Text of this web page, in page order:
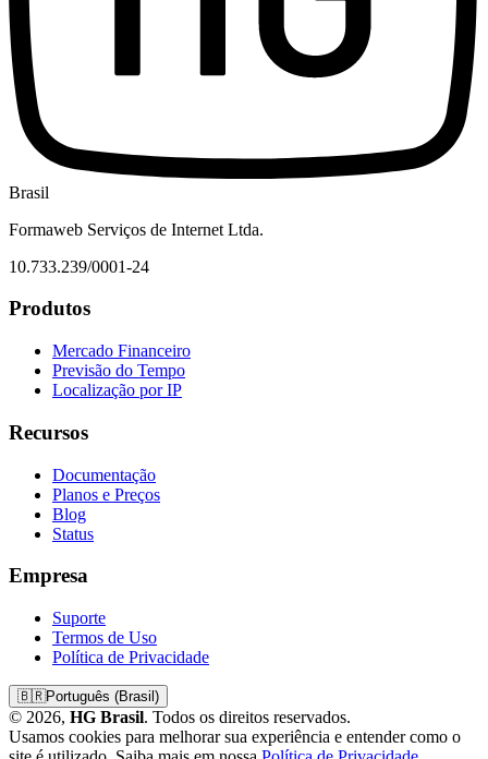
Brasil
Formaweb Serviços de Internet Ltda.
10.733.239/0001-24
Produtos
Mercado Financeiro
Previsão do Tempo
Localização por IP
Recursos
Documentação
Planos e Preços
Blog
Status
Empresa
Suporte
Termos de Uso
Política de Privacidade
🇧🇷Português (Brasil)
© 2026, HG Brasil. Todos os direitos reservados.
Usamos cookies para melhorar sua experiência e entender como o